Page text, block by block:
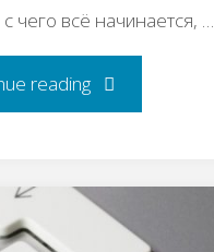
чего всё начинается, …
reading"Карьера"